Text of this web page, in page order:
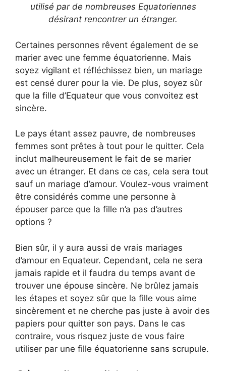
utilisé par de nombreuses Equatoriennes
désirant rencontrer un étranger.
Certaines personnes rêvent également de se
marier avec une femme équatorienne. Mais
soyez vigilant et réfléchissez bien, un mariage
est censé durer pour la vie. De plus, soyez sûr
que la fille d’Equateur que vous convoitez est
sincère.
Le pays étant assez pauvre, de nombreuses
femmes sont prêtes à tout pour le quitter. Cela
inclut malheureusement le fait de se marier
avec un étranger. Et dans ce cas, cela sera tout
sauf un mariage d’amour. Voulez-vous vraiment
être considérés comme une personne à
épouser parce que la fille n’a pas d’autres
options ?
Bien sûr, il y aura aussi de vrais mariages
d’amour en Equateur. Cependant, cela ne sera
jamais rapide et il faudra du temps avant de
trouver une épouse sincère. Ne brûlez jamais
les étapes et soyez sûr que la fille vous aime
sincèrement et ne cherche pas juste à avoir des
papiers pour quitter son pays. Dans le cas
contraire, vous risquez juste de vous faire
utiliser par une fille équatorienne sans scrupule.